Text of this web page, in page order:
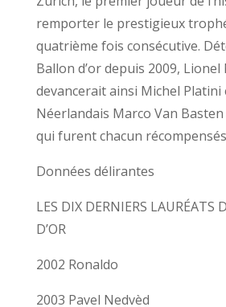
remporter le prestigieux
quatrième fois consécutive.
Ballon d’or depuis 2009, Lionel
devancerait ainsi Michel Platini
Néerlandais Marco Van
qui furent chacun
Données délirantes
LES DIX DERNIERS LAURÉATS
D’OR
2002 Ronaldo
2003 Pavel Nedvèd